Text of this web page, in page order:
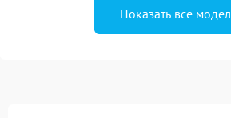
Показать все